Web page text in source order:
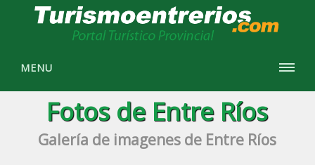
MENU
Fotos de Entre Ríos
Galería de imagenes de Entre Ríos